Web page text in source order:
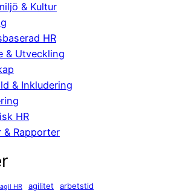
& Kultur
HR
& Utveckling
& Inkludering
HR
& Rapporter
agil HR agilitet arbetstid